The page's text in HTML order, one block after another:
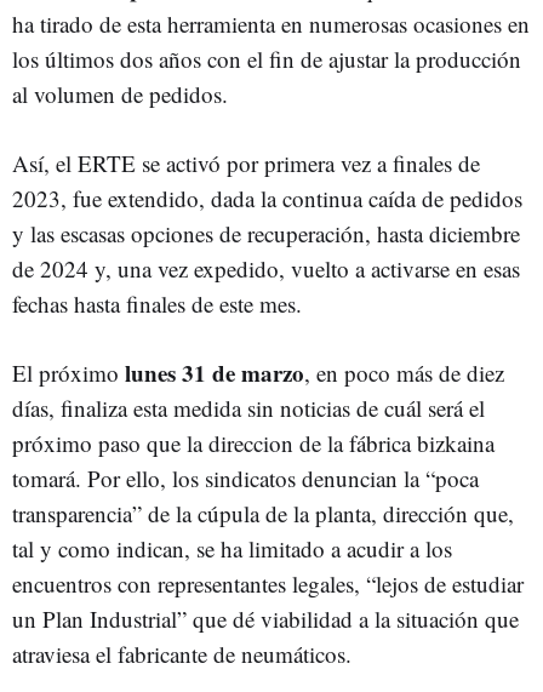
ha tirado de esta herramienta en numerosas ocasiones en
los últimos dos años con el fin de ajustar la producción
al volumen de pedidos.
Así, el ERTE se activó por primera vez a finales de
2023, fue extendido, dada la continua caída de pedidos
y las escasas opciones de recuperación, hasta diciembre
de 2024 y, una vez expedido, vuelto a activarse en esas
fechas hasta finales de este mes.
El próximo lunes 31 de marzo, en poco más de diez
días, finaliza esta medida sin noticias de cuál será el
próximo paso que la direccion de la fábrica bizkaina
tomará. Por ello, los sindicatos denuncian la “poca
transparencia” de la cúpula de la planta, dirección que,
tal y como indican, se ha limitado a acudir a los
encuentros con representantes legales, “lejos de estudiar
un Plan Industrial” que dé viabilidad a la situación que
atraviesa el fabricante de neumáticos.